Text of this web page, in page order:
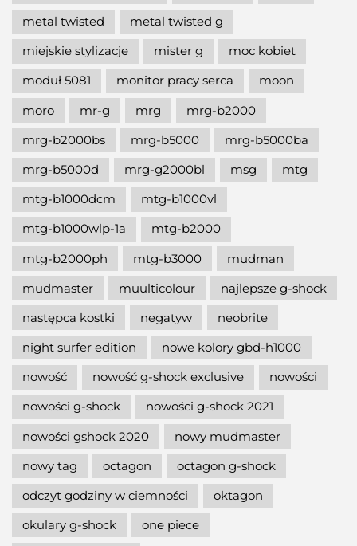
metal twisted
metal twisted g
miejskie stylizacje
mister g
moc kobiet
moduł 5081
monitor pracy serca
moon
moro
mr-g mrg
mrg-b2000
mrg-b2000bs
mrg-b5000
mrg-b5000ba
mrg-b5000d
mrg-g2000bl msg
mtg
mtg-b1000dcm
mtg-b1000vl
mtg-b1000wlp-1a
mtg-b2000
mtg-b2000ph
mtg-b3000
mudman
mudmaster
muulticolour
najlepsze g-shock
następca kostki
negatyw
neobrite
night surfer edition
nowe kolory gbd-h1000
nowość
nowość g-shock exclusive
nowości
nowości g-shock
nowości g-shock 2021
nowości gshock 2020
nowy mudmaster
nowy tag
octagon
octagon g-shock
odczyt godziny w ciemności
oktagon
okulary g-shock
one piece